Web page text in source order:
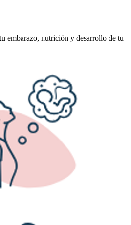
embarazo, nutrición y desarrollo de tu